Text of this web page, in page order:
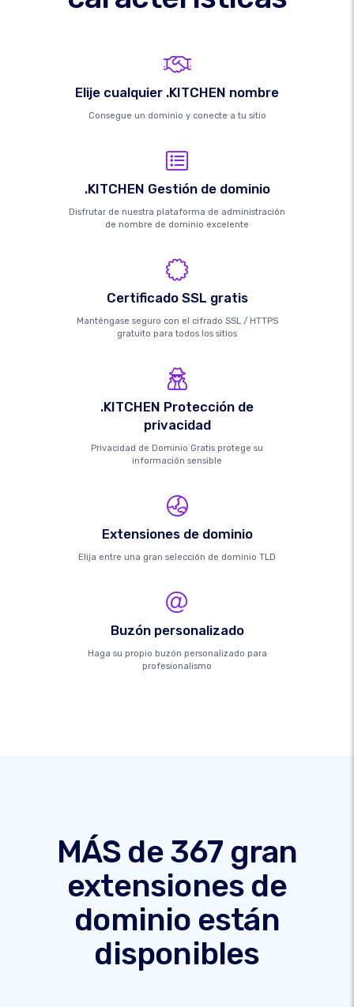
Elije cualquier .KITCHEN nombre
Consegue un dominio y conecte a tu sitio
.KITCHEN Gestión de dominio
Disfrutar de nuestra plataforma de administración
de nombre de dominio excelente
Certificado SSL gratis
Manténgase seguro con el cifrado SSL / HTTPS
gratuito para todos los sitios
.KITCHEN Protección de
privacidad
Privacidad de Dominio Gratis protege su
información sensible
Extensiones de dominio
Elija entre una gran selección de dominio TLD
Buzón personalizado
Haga su propio buzón personalizado para
profesionalismo
MÁS de 367 gran
extensiones de
dominio están
disponibles